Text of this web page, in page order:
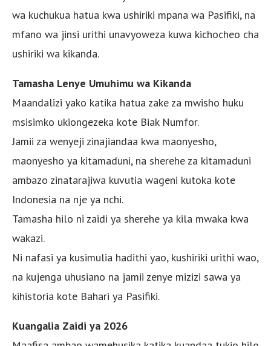
wa kuchukua hatua kwa ushiriki mpana wa Pasifiki, na
mfano wa jinsi urithi unavyoweza kuwa kichocheo cha
ushiriki wa kikanda.
Tamasha Lenye Umuhimu wa Kikanda
Maandalizi yako katika hatua zake za mwisho huku
msisimko ukiongezeka kote Biak Numfor.
Jamii za wenyeji zinajiandaa kwa maonyesho,
maonyesho ya kitamaduni, na sherehe za kitamaduni
ambazo zinatarajiwa kuvutia wageni kutoka kote
Indonesia na nje ya nchi.
Tamasha hilo ni zaidi ya sherehe ya kila mwaka kwa
wakazi.
Ni nafasi ya kusimulia hadithi yao, kushiriki urithi wao,
na kujenga uhusiano na jamii zenye mizizi sawa ya
kihistoria kote Bahari ya Pasifiki.
Kuangalia Zaidi ya 2026